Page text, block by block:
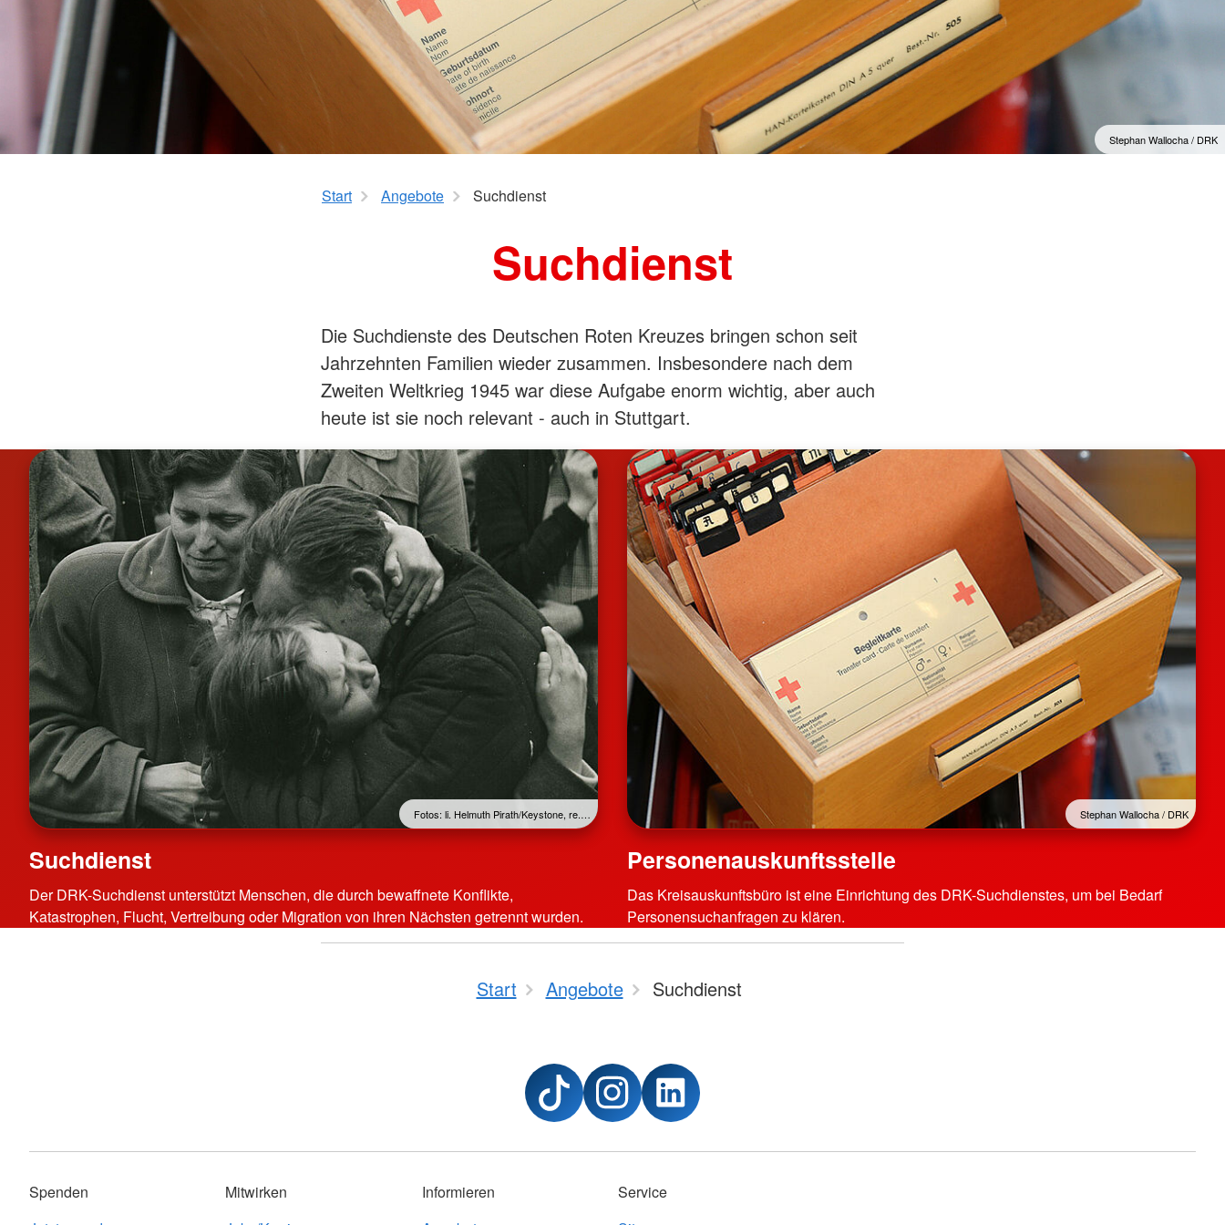
Erste Hilfe
Kursangebot
Deutschlandweiter Kursfinder
Der kleine Lebensretter
Therapiehundegruppe
Sozialpraktikum
DRK-Elterncampus
Stephan Wallocha / DRK
Start Angebote Suchdienst
Suchdienst
Die Suchdienste des Deutschen Roten Kreuzes bringen schon seit
Jahrzehnten Familien wieder zusammen. Insbesondere nach dem
Zweiten Weltkrieg 1945 war diese Aufgabe enorm wichtig, aber auch
heute ist sie noch relevant - auch in Stuttgart.
Fotos: li. Helmuth Pirath/Keystone, re.…
Suchdienst
Der DRK-Suchdienst unterstützt Menschen, die durch bewaffnete Konflikte,
Katastrophen, Flucht, Vertreibung oder Migration von ihren Nächsten getrennt wurden.
Stephan Wallocha / DRK
Personenauskunftsstelle
Das Kreisauskunftsbüro ist eine Einrichtung des DRK-Suchdienstes, um bei Bedarf
Personensuchanfragen zu klären.
Start Angebote Suchdienst
Spenden
Mitwirken
Informieren
Service